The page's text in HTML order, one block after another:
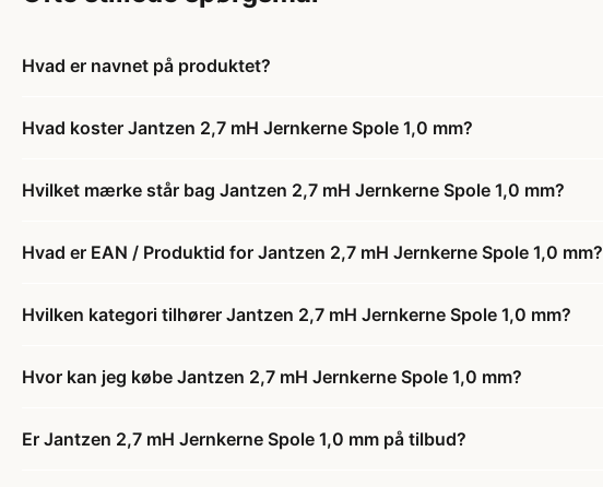
Hvad er navnet på produktet?
Hvad koster Jantzen 2,7 mH Jernkerne Spole 1,0 mm?
Hvilket mærke står bag Jantzen 2,7 mH Jernkerne Spole 1,0 mm?
Hvad er EAN / Produktid for Jantzen 2,7 mH Jernkerne Spole 1,0 mm?
Hvilken kategori tilhører Jantzen 2,7 mH Jernkerne Spole 1,0 mm?
Hvor kan jeg købe Jantzen 2,7 mH Jernkerne Spole 1,0 mm?
Er Jantzen 2,7 mH Jernkerne Spole 1,0 mm på tilbud?